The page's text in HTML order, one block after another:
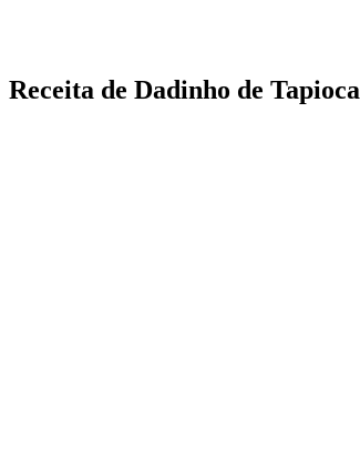
Receita de Dadinho de Tapioca